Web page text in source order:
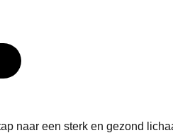
naar een sterk en gezond